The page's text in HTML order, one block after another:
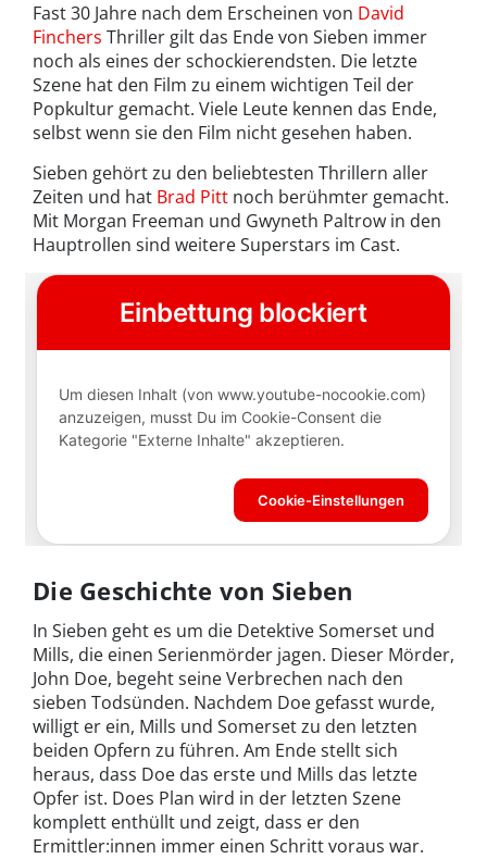
Fast 30 Jahre nach dem Erscheinen von David
Finchers Thriller gilt das Ende von Sieben immer
noch als eines der schockierendsten. Die letzte
Szene hat den Film zu einem wichtigen Teil der
Popkultur gemacht. Viele Leute kennen das Ende,
selbst wenn sie den Film nicht gesehen haben.
Sieben gehört zu den beliebtesten Thrillern aller
Zeiten und hat Brad Pitt noch berühmter gemacht.
Mit Morgan Freeman und Gwyneth Paltrow in den
Hauptrollen sind weitere Superstars im Cast.
Die Geschichte von Sieben
In Sieben geht es um die Detektive Somerset und
Mills, die einen Serienmörder jagen. Dieser Mörder,
John Doe, begeht seine Verbrechen nach den
sieben Todsünden. Nachdem Doe gefasst wurde,
willigt er ein, Mills und Somerset zu den letzten
beiden Opfern zu führen. Am Ende stellt sich
heraus, dass Doe das erste und Mills das letzte
Opfer ist. Does Plan wird in der letzten Szene
komplett enthüllt und zeigt, dass er den
Ermittler:innen immer einen Schritt voraus war.